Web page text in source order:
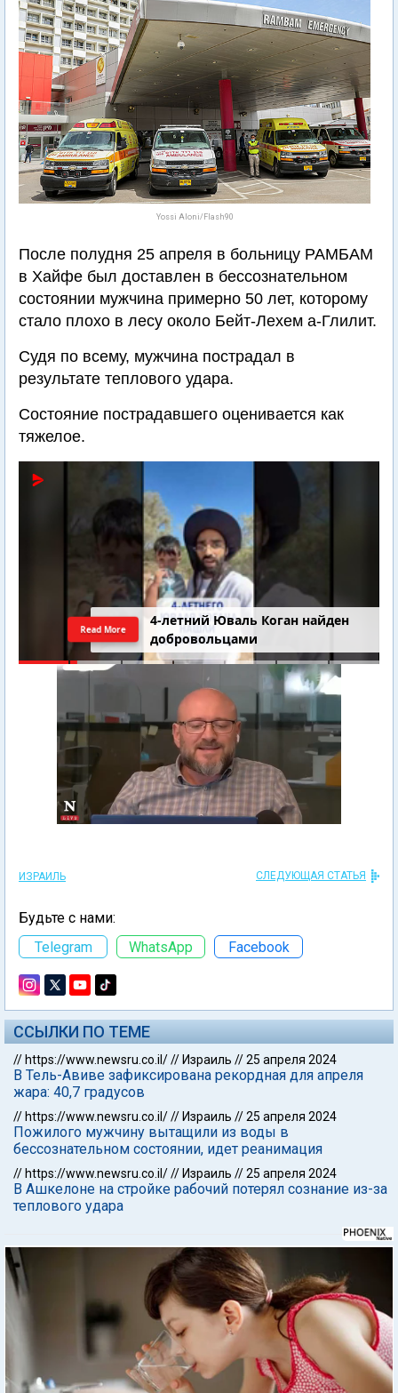
Yossi Aloni/Flash90
После полудня 25 апреля в больницу РАМБАМ
в Хайфе был доставлен в бессознательном
состоянии мужчина примерно 50 лет, которому
стало плохо в лесу около Бейт-Лехем а-Глилит.
Судя по всему, мужчина пострадал в
результате теплового удара.
Состояние пострадавшего оценивается как
тяжелое.
4-летний Юваль Коган найден
добровольцами
Read More
ИЗРАИЛЬ СЛЕДУЮЩАЯ СТАТЬЯ
Будьте с нами:
Telegram
WhatsApp Facebook
ССЫЛКИ ПО ТЕМЕ
// https://www.newsru.co.il/// Израиль //25 апреля 2024
В Тель-Авиве зафиксирована рекордная для апреля
жара: 40,7 градусов
// https://www.newsru.co.il/// Израиль //25 апреля 2024
Пожилого мужчину вытащили из воды в
бессознательном состоянии, идет реанимация
// https://www.newsru.co.il/// Израиль //25 апреля 2024
В Ашкелоне на стройке рабочий потерял сознание из-за
теплового удара